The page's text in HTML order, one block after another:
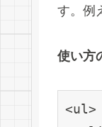
す。例
使い方
<ul>